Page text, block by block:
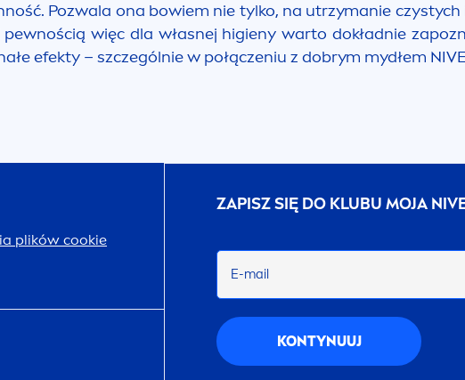
Pozwala ona bowiem nie tylko, na utrzymanie
więc dla własnej higieny warto dokładnie
efekty – szczególnie w połączeniu z dobrym mydłem
plików cookie
ZAPISZ SIĘ DO KLUBU MOJA
E-mail
KONTYNUUJ